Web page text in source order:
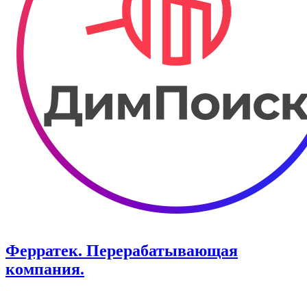
Ферратек. Перерабатывающая
компания.